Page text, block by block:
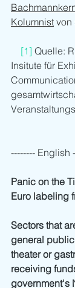
Kolumnist von
[1] Quelle:
Insitute für
-------- English
Panic on the
Euro labeling
Sectors that
general
theater or
receiving
government's